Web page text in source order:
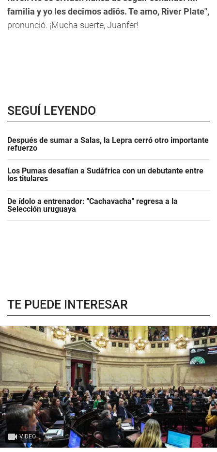
familia y yo les decimos adiós. Te amo, River Plate",
pronunció. ¡Mucha suerte,Juanfer!
SEGUÍ LEYENDO
Después de sumar a Salas, la Lepra cerró otro importante
refuerzo
Los Pumas desafían a Sudáfrica con un debutante entre
los titulares
De ídolo a entrenador: "Cachavacha" regresa a la
Selección uruguaya
TE PUEDE INTERESAR
VIDEO